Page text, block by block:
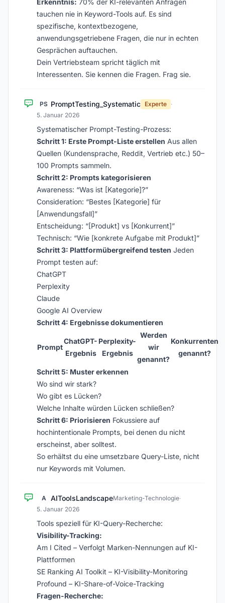
Erkenntnis: 70% der KI-relevanten Anfragen
tauchen nie in Keyword-Tools auf. Es sind
spezifische, kontextbezogene,
anwendungsgetriebene Fragen, die nur in echten
Gesprächen auftauchen.
Dein Vertriebsteam spricht täglich mit
Interessenten. Sie kennen die Fragen. Frag sie.
PS PromptTesting_Systematic Experte ·
5. Januar 2026
Systematischer Prompt-Testing-Prozess:
Schritt 1: Erste Prompt-Liste erstellen Aus allen
Quellen (Kundensprache, Reddit, Vertrieb etc.) 50–
100 Prompts sammeln.
Schritt 2: Prompts kategorisieren
Awareness: “Was ist [Kategorie]?”
Consideration: “Bestes [Kategorie] für
[Anwendungsfall]”
Entscheidung: “[Produkt] vs [Konkurrent]”
Technisch: “Wie [konkrete Aufgabe mit Produkt]”
Schritt 3: Plattformübergreifend testen Jeden
Prompt testen auf:
ChatGPT
Perplexity
Claude
Google AI Overview
Schritt 4: Ergebnisse dokumentieren
Prompt
ChatGPT-
Ergebnis
Perplexity-
Ergebnis
Werden
wir
genannt?
Konkurrenten
genannt?
Schritt 5: Muster erkennen
Wo sind wir stark?
Wo gibt es Lücken?
Welche Inhalte würden Lücken schließen?
Schritt 6: Priorisieren Fokussiere auf
hochintentionale Prompts, bei denen du nicht
erscheinst, aber solltest.
So erhältst du eine umsetzbare Query-Liste, nicht
nur Keywords mit Volumen.
A AIToolsLandscapeMarketing-Technologie·
5. Januar 2026
Tools speziell für KI-Query-Recherche:
Visibility-Tracking:
Am I Cited – Verfolgt Marken-Nennungen auf KI-
Plattformen
SE Ranking AI Toolkit – KI-Visibility-Monitoring
Profound – KI-Share-of-Voice-Tracking
Fragen-Recherche: